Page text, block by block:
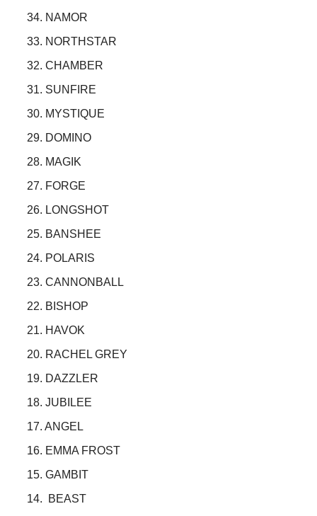
34. NAMOR
33. NORTHSTAR
32. CHAMBER
31. SUNFIRE
30. MYSTIQUE
29. DOMINO
28. MAGIK
27. FORGE
26. LONGSHOT
25. BANSHEE
24. POLARIS
23. CANNONBALL
22. BISHOP
21. HAVOK
20. RACHEL GREY
19. DAZZLER
18. JUBILEE
17. ANGEL
16. EMMA FROST
15. GAMBIT
14. BEAST